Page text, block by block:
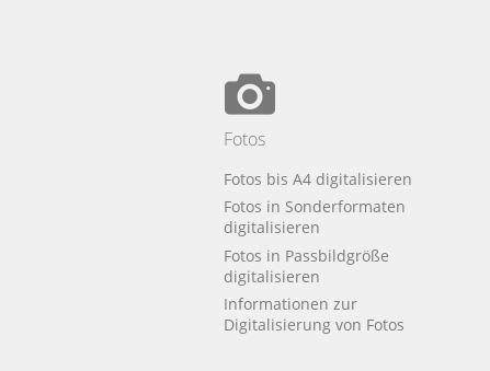
Fotos
Fotos bis A4 digitalisieren
Fotos in Sonderformaten
digitalisieren
Fotos in Passbildgröße
digitalisieren
Informationen zur
Digitalisierung von Fotos